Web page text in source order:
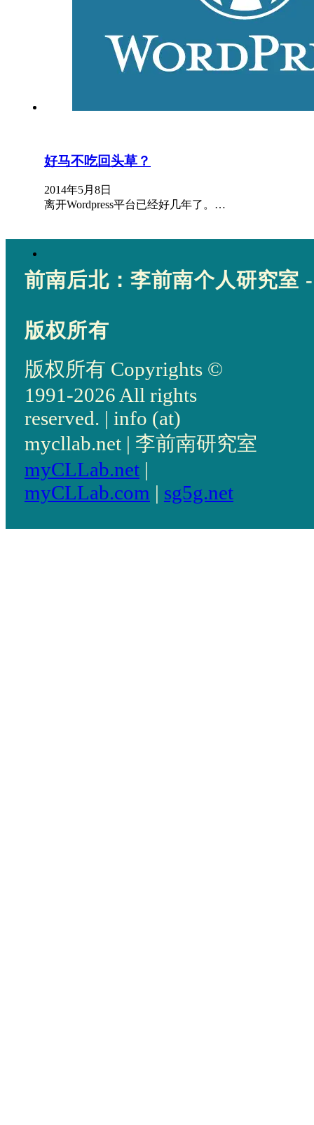
好马不吃回头草？
2014年5月8日
离开Wordpress平台已经好几年了。…
前南后北：李前南个人研究室 -
版权所有
版权所有 Copyrights ©
1991-2026 All rights
reserved. | info (at)
mycllab.net | 李前南研究室
myCLLab.net|
myCLLab.com | sg5g.net